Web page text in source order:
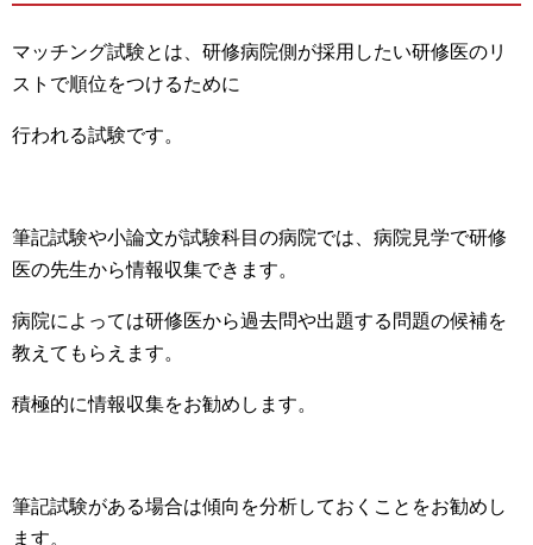
マッチング試験とは、研修病院側が採用したい研修医のリ
ストで順位をつけるために
行われる試験です。
筆記試験や小論文が試験科目の病院では、病院見学で研修
医の先生から情報収集できます。
病院によっては研修医から過去問や出題する問題の候補を
教えてもらえます。
積極的に情報収集をお勧めします。
筆記試験がある場合は傾向を分析しておくことをお勧めし
ます。